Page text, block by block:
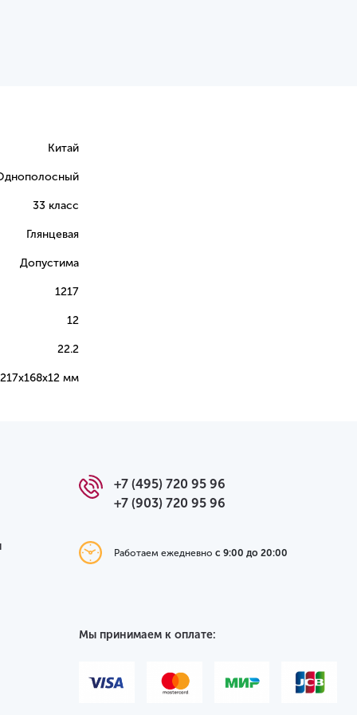
Китай
33 класс
Глянцевая
Допустима
1217
12
22.2
мм
+7 (495) 720 95 96
+7 (903) 720 95 96
Работаем ежедневнос 9:00 до 20:00
Мы принимаем к оплате: